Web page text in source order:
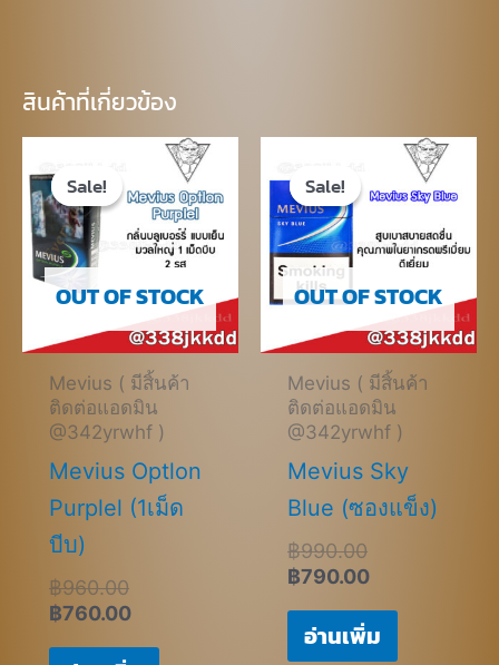
สินค้าที่เกี่ยวข้อง
Sale!
OUT OF STOCK
Sale!
Mevius ( มีสิ้นค้า
ติดต่อแอดมิน
@342yrwhf )
Mevius Optlon
Purplel (1เม็ด
บีบ)
฿960.00
Original
price
was:
฿960.00.
฿760.00
Current
price
is:
฿760.00.
Sale!
OUT OF STOCK
Sale!
Mevius ( มีสิ้นค้า
ติดต่อแอดมิน
@342yrwhf )
Mevius Sky
Blue (ซองแข็ง)
฿990.00
Original
price
was:
฿990.00.
฿790.00
Current
price
is:
฿790.00.
อ่านเพิ่ม